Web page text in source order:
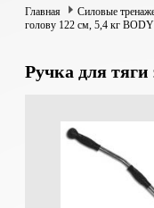
Главная
Силовые
голову 122 см, 5,4 кг
Ручка для тяги